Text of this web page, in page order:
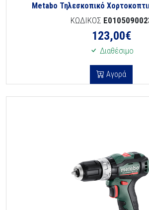
Metabo Τηλεσκοπικό
ΚΩΔΙΚΟΣ
123,00€
Διαθέσιμο
Αγορά